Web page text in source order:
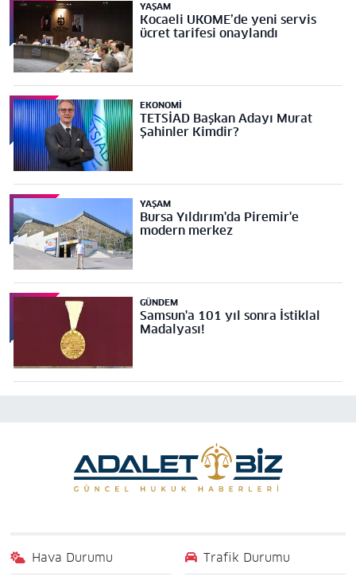
YAŞAM
Kocaeli UKOME’de yeni servis
ücret tarifesi onaylandı
EKONOMI
TETSİAD Başkan Adayı Murat
Şahinler Kimdir?
YAŞAM
Bursa Yıldırım'da Piremir'e
modern merkez
GÜNDEM
Samsun'a 101 yıl sonra İstiklal
Madalyası!
Hava Durumu Trafik Durumu